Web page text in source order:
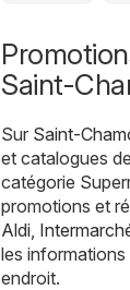
Saint-
Sur Saint-
et catalogues
catégorie
promotions et
Aldi
les informations
endroit.